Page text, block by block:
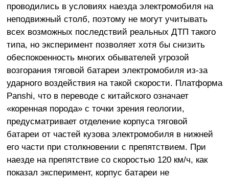
проводились в условиях наезда электромобиля на
неподвижный столб, поэтому не могут учитывать
всех возможных последствий реальных ДТП такого
типа, но эксперимент позволяет хотя бы снизить
обеспокоенность многих обывателей угрозой
возгорания тяговой батареи электромобиля из-за
ударного воздействия на такой скорости. Платформа
Panshi, что в переводе с китайского означает
«коренная порода» с точки зрения геологии,
предусматривает отделение корпуса тяговой
батареи от частей кузова электромобиля в нижней
его части при столкновении с препятствием. При
наезде на препятствие со скоростью 120 км/ч, как
показал эксперимент, корпус батареи не